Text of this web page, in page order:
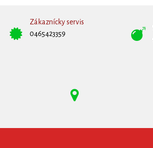
Zákaznícky servis
0465423359